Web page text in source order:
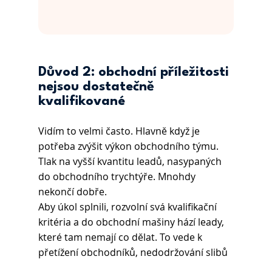
Důvod 2: obchodní příležitosti
nejsou dostatečně
kvalifikované
Vidím to velmi často. Hlavně když je
potřeba zvýšit výkon obchodního týmu.
Tlak na vyšší kvantitu leadů, nasypaných
do obchodního trychtýře. Mnohdy
nekončí dobře.
Aby úkol splnili, rozvolní svá kvalifikační
kritéria a do obchodní mašiny hází leady,
které tam nemají co dělat. To vede k
přetížení obchodníků, nedodržování slibů